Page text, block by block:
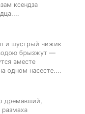
ксендза
и шустрый чижик
брызжут —
вместе
одном насесте....
дремавший,